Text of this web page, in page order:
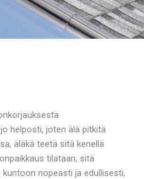
helposti, joten älä pitkitä
äläkä teetä sitä kenellä
tilataan, sitä
nopeasti ja edullisesti,